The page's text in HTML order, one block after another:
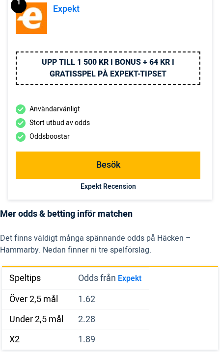
Expekt
1
UPP TILL 1 500 KR I BONUS + 64 KR I
GRATISSPEL PÅ EXPEKT-TIPSET
Användarvänligt
Stort utbud av odds
Oddsboostar
Besök
Expekt Recension
Mer odds & betting inför matchen
Det finns väldigt många spännande odds på Häcken –
Hammarby. Nedan finner ni tre spelförslag.
Speltips Odds från Expekt
Över 2,5 mål
1.62
Under 2,5 mål
2.28
X2
1.89